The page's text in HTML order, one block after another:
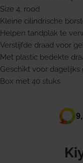
Size 4, rood
Kleine cilindrische
Helpen tandplak te
Verstijfde draad voor
Met plastic bedekte
Geschikt voor dagelijks
Box met 40 stuks